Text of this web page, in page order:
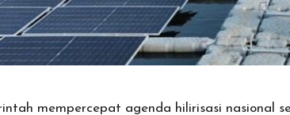
mempercepat agenda hilirisasi nasional